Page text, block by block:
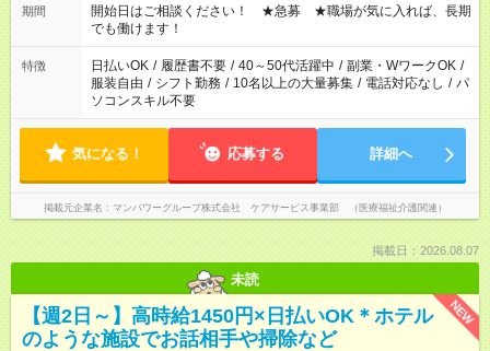
ん ※法令に基づき、週20時間以上勤務は社会保険への加入対象
となります ※労働者派遣法（日雇い派遣の原則禁止）により、
短時間・短期間の就業はご案内が難しい場合があります
期間
開始日はご相談ください！ ★急募 ★職場が気に入れば、長期
でも働けます！
特徴 日払いOK / 履歴書不要 / 40～50代活躍中 / 副業・WワークOK /
服装自由 / シフト勤務 / 10名以上の大量募集 / 電話対応なし / パ
ソコンスキル不要
気になる！ 応募する 詳細へ
掲載元企業名 マンパワーグループ株式会社 ケアサービス事業部 （医療福祉介護関連）
掲載日：2026.08.07
未読
NEW
【週2日～】高時給1450円×日払いOK＊ホテル
のような施設でお話相手や掃除など